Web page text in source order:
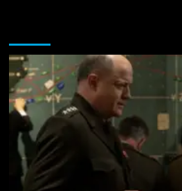
Boots
presenta
«Hard
To
Love
Me»